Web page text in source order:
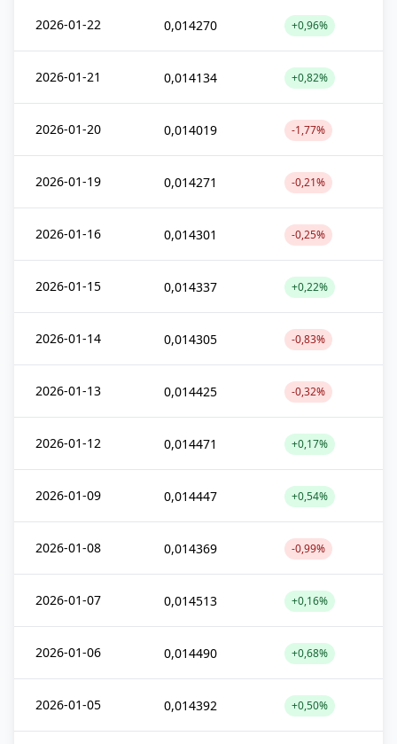
2026-01-22 0,014270 +0,96%
2026-01-21 0,014134 +0,82%
2026-01-20 0,014019 -1,77%
2026-01-19 0,014271 -0,21%
2026-01-16 0,014301 -0,25%
2026-01-15 0,014337 +0,22%
2026-01-14 0,014305 -0,83%
2026-01-13 0,014425 -0,32%
2026-01-12 0,014471 +0,17%
2026-01-09 0,014447 +0,54%
2026-01-08 0,014369 -0,99%
2026-01-07 0,014513 +0,16%
2026-01-06 0,014490 +0,68%
2026-01-05 0,014392 +0,50%